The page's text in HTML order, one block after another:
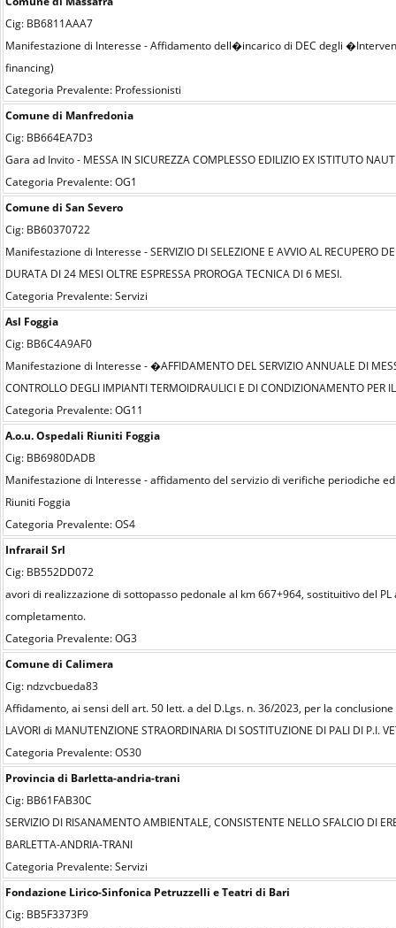
Cig: BB6811AAA7
Manifestazione di Interesse - Affidamento dell�incarico di DEC degli
financing)
Categoria Prevalente: Professionisti
Comune di Manfredonia
Cig: BB664EA7D3
Gara ad Invito - MESSA IN SICUREZZA COMPLESSO EDILIZIO EX ISTITUTO
Categoria Prevalente: OG1
Comune di San Severo
Cig: BB60370722
Manifestazione di Interesse - SERVIZIO DI SELEZIONE E AVVIO AL RECUPERO
DURATA DI 24 MESI OLTRE ESPRESSA PROROGA TECNICA DI 6 MESI.
Categoria Prevalente: Servizi
Asl Foggia
Cig: BB6C4A9AF0
Manifestazione di Interesse - �AFFIDAMENTO DEL SERVIZIO ANNUALE DI
CONTROLLO DEGLI IMPIANTI TERMOIDRAULICI E DI CONDIZIONAMENTO PER
Categoria Prevalente: OG11
A.o.u. Ospedali Riuniti Foggia
Cig: BB6980DADB
Manifestazione di Interesse - affidamento del servizio di verifiche periodiche
Riuniti Foggia
Categoria Prevalente: OS4
Infrarail Srl
Cig: BB552DD072
avori di realizzazione di sottopasso pedonale al km 667+964, sostituitivo del
completamento.
Categoria Prevalente: OG3
Comune di Calimera
Cig: ndzvcbueda83
Affidamento, ai sensi dell art. 50 lett. a del D.Lgs. n. 36/2023, per la
LAVORI di MANUTENZIONE STRAORDINARIA DI SOSTITUZIONE DI PALI DI P.I.
Categoria Prevalente: OS30
Provincia di Barletta-andria-trani
Cig: BB61FAB30C
SERVIZIO DI RISANAMENTO AMBIENTALE, CONSISTENTE NELLO SFALCIO DI
BARLETTA-ANDRIA-TRANI
Categoria Prevalente: Servizi
Fondazione Lirico-Sinfonica Petruzzelli e Teatri di Bari
Cig: BB5F3373F9